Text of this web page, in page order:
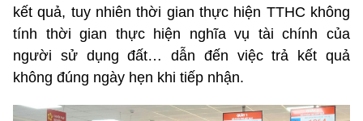
kết quả, tuy nhiên thời gian thực hiện TTHC không
tính thời gian thực hiện nghĩa vụ tài chính của
người sử dụng đất… dẫn đến việc trả kết quả
không đúng ngày hẹn khi tiếp nhận.